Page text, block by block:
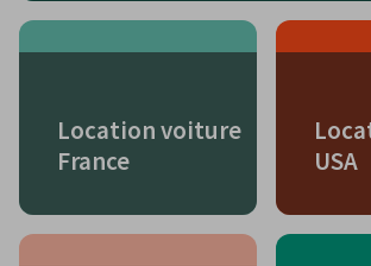
Location voiture
France
USA